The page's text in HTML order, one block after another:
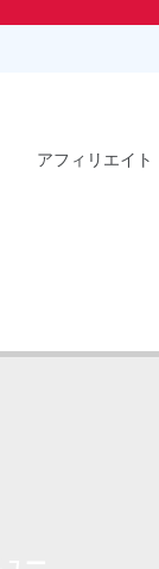
アフィリエイト